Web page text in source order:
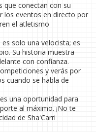
que conectan con su
los eventos en directo por
el atletismo
solo una velocista; es
Su historia muestra
con confianza.
y verás por
cuando se habla de
una oportunidad para
al máximo. ¡No te
de Sha'Carri